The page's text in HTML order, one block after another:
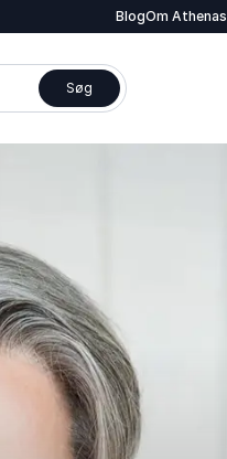
BlogOm Athenas
Søg